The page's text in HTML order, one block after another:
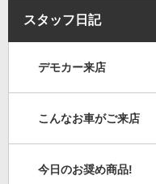
スタッフ日記
デモカー来店
こんなお車がご来店
今日のお奨め商品!